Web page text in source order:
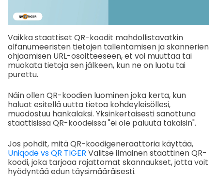
Vaikka staattiset QR-koodit mahdollistavatkin
alfanumeeristen tietojen tallentamisen ja skannerien
ohjaamisen URL-osoitteeseen, et voi muuttaa tai
muokata tietoja sen jälkeen, kun ne on luotu tai
purettu.
Näin ollen QR-koodien luominen joka kerta, kun
haluat esitellä uutta tietoa kohdeyleisöllesi,
muodostuu hankalaksi. Yksinkertaisesti sanottuna
staattisissa QR-koodeissa "ei ole paluuta takaisin".
Jos pohdit, mitä QR-koodigeneraattoria käyttää,
Uniqode vs QR TIGER Valitse ilmainen staattinen QR-
koodi, joka tarjoaa rajattomat skannaukset, jotta voit
hyödyntää edun täysimääräisesti.